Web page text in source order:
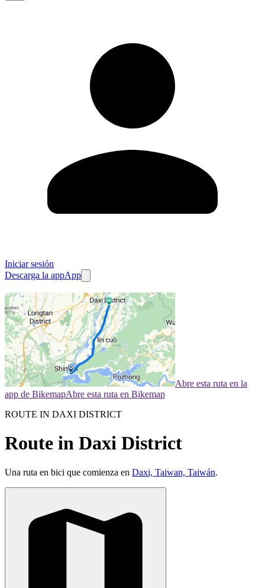
Iniciar sesión
Descarga la appApp
Abre esta ruta en la
app de BikemapAbre esta ruta en Bikemap
ROUTE IN DAXI DISTRICT
Route in Daxi District
Una ruta en bici que comienza en Daxi, Taiwan, Taiwán.